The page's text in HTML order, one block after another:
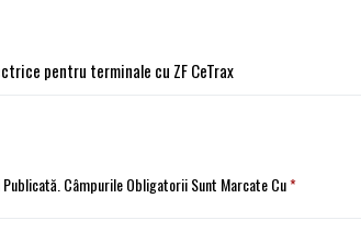
pentru terminale cu ZF CeTrax
Câmpurile Obligatorii Sunt Marcate Cu*